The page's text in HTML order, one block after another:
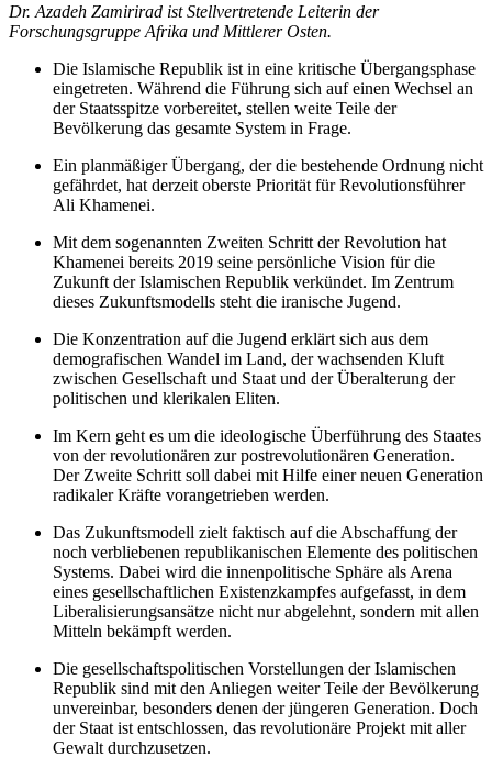
Dr. Azadeh Zamirirad ist Stellvertretende Leiterin der
Forschungsgruppe Afrika und Mittlerer Osten.
Die Islamische Republik ist in eine kritische Übergangsphase
eingetreten. Während die Führung sich auf einen Wechsel an
der Staatsspitze vor­bereitet, stellen weite Teile der
Bevölkerung das gesamte System in Frage.
Ein planmäßiger Übergang, der die bestehende Ordnung nicht
gefährdet, hat derzeit oberste Priorität für Revolutionsführer
Ali Khamenei.
Mit dem sogenannten Zweiten Schritt der Revolution hat
Khamenei bereits 2019 seine persönliche Vision für die
Zukunft der Islamischen Republik verkündet. Im Zentrum
dieses Zukunftsmodells steht die iranische Jugend.
Die Konzentration auf die Jugend erklärt sich aus dem
demografischen Wandel im Land, der wachsenden Kluft
zwischen Gesellschaft und Staat und der Überalterung der
politischen und klerikalen Eliten.
Im Kern geht es um die ideologische Überführung des Staates
von der revolutionären zur postrevolutionären Generation.
Der Zweite Schritt soll dabei mit Hilfe einer neuen Generation
radikaler Kräfte vorangetrieben werden.
Das Zukunftsmodell zielt faktisch auf die Abschaffung der
noch verbliebenen republikanischen Elemente des politischen
Systems. Dabei wird die innenpolitische Sphäre als Arena
eines gesellschaftlichen Existenzkampfes aufgefasst, in dem
Liberalisierungsansätze nicht nur abgelehnt, sondern mit allen
Mitteln bekämpft werden.
Die gesellschaftspolitischen Vorstellungen der Islamischen
Republik sind mit den Anliegen weiter Teile der Bevölkerung
unvereinbar, besonders denen der jüngeren Generation. Doch
der Staat ist entschlossen, das revo­lutionäre Projekt mit aller
Gewalt durchzusetzen.